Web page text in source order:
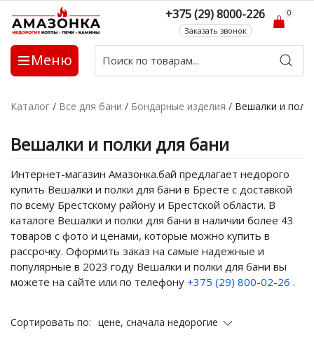
Меню
+375 (29) 8000-226
Заказать звонок
0
Каталог / Все для бани / Бондарные изделия / Вешалки и
Вешалки и полки для бани
Интернет-магазин Амазонка.бай предлагает недорого
купить Вешалки и полки для бани в Бресте с доставкой
по всему Брестскому району и Брестской области. В
каталоге Вешалки и полки для бани в наличии более 43
товаров с фото и ценами, которые можно купить в
рассрочку. Оформить заказ на самые надежные и
популярные в 2023 году Вешалки и полки для бани вы
можете на сайте или по телефону +375 (29) 800-02-26 .
Сортировать по: цене, сначала недорогие